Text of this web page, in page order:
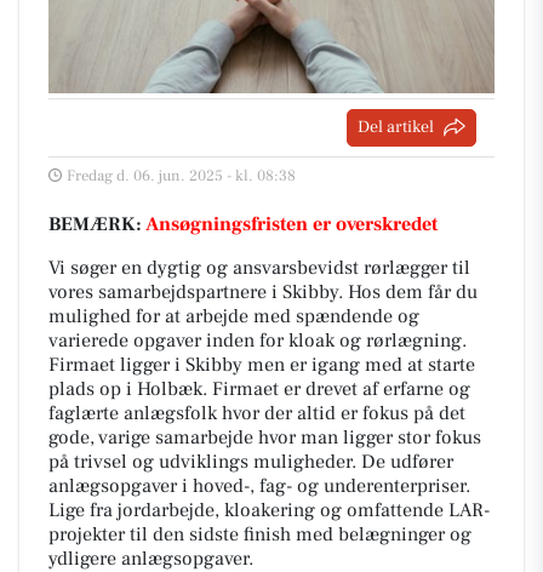
Del artikel
Fredag d. 06. jun. 2025 - kl. 08:38
BEMÆRK: Ansøgningsfristen er overskredet
Vi søger en dygtig og ansvarsbevidst rørlægger til
vores samarbejdspartnere i Skibby. Hos dem får du
mulighed for at arbejde med spændende og
varierede opgaver inden for kloak og rørlægning.
Firmaet ligger i Skibby men er igang med at starte
plads op i Holbæk. Firmaet er drevet af erfarne og
faglærte anlægsfolk hvor der altid er fokus på det
gode, varige samarbejde hvor man ligger stor fokus
på trivsel og udviklings muligheder. De udfører
anlægsopgaver i hoved-, fag- og underenterpriser.
Lige fra jordarbejde, kloakering og omfattende LAR-
projekter til den sidste finish med belægninger og
ydligere anlægsopgaver.